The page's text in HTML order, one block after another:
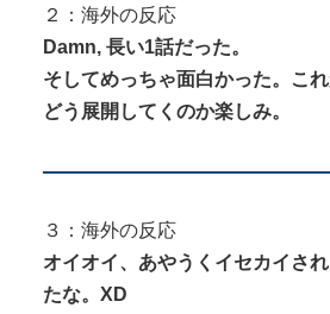
２：海外の反応
Damn, 長い1話だった。
そしてめっちゃ面白かった。こ
どう展開してくのか楽しみ。
３：海外の反応
オイオイ、あやうくイセカイさ
たな。XD